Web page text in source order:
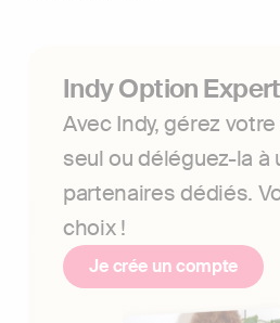
Indy Option
Avec Indy, gérez
seul ou déléguez-la à
partenaires dédiés.
choix !
Je crée un compte